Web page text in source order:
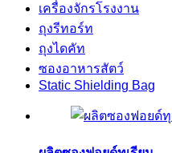
เครื่องจักรโรงงาน
ถุงรีทอร์ท
ถุงไดคัท
ซองอาหารสัตว์
Static Shielding Bag